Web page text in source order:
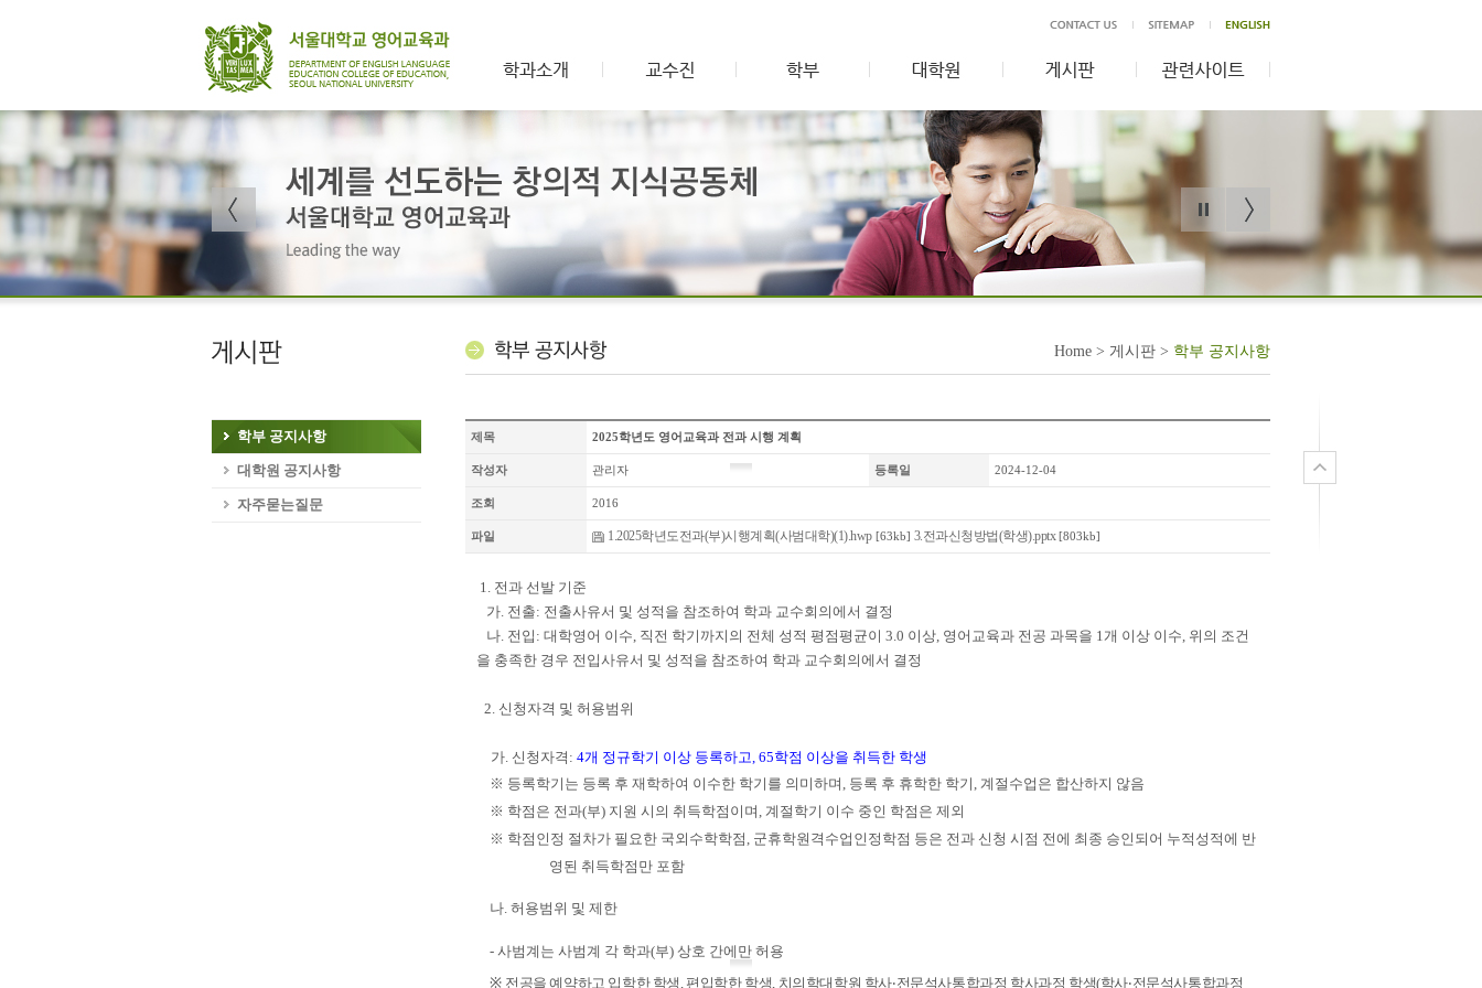
학부 공지사항
대학원 공지사항
자주묻는질문
Home > 게시판 > 학부 공지사항
제목 2025학년도 영어교육과 전과 시행 계획
작성자 관리자 등록일 2024-12-04
조회 2016
파일 1.2025학년도전과(부)시행계획(사범대학)(1).hwp[63kb] 3.전과신청방법(학생).pptx[803kb]
1. 전과 선발 기준
가. 전출: 전출사유서 및 성적을 참조하여 학과 교수회의에서 결정
나. 전입: 대학영어 이수, 직전 학기까지의 전체 성적 평점평균이 3.0 이상, 영어교육과 전공 과목을 1개 이상 이수, 위의 조건
을 충족한 경우 전입사유서 및 성적을 참조하여 학과 교수회의에서 결정
2. 신청자격 및 허용범위
가. 신청자격 : 4개 정규학기 이상 등록하고, 65학점 이상을 취득한 학생
※ 등록학기는 등록 후 재학하여 이수한 학기를 의미하며 , 등록 후 휴학한 학기 , 계절수업은 합산하지 않음
※ 학점은 전과(부) 지원 시의 취득학점이며 , 계절학기 이수 중인 학점은 제외
※ 학점인정 절차가 필요한 국외수학학점 , 군휴학원격수업인정학점 등은 전과 신청 시점 전에 최종 승인되어 누적성적에 반
영된 취득학점만 포함
나. 허용범위 및 제한
- 사범계는 사범계 각 학과(부) 상호 간에만 허용
※ 전공을 예약하고 입학한 학생 편입학한 학생 치의학대학원 학사‧전문석사통합과정 학사과정 학생(학사‧전문석사통합과정